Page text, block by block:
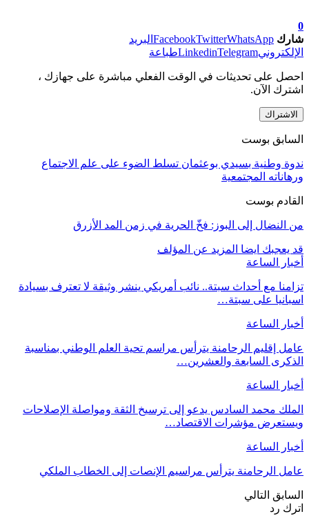
0
شارك
FacebookTwitterWhatsApp
البريد
الإلكتروني
LinkedinTelegram طباعة
احصل على تحديثات في الوقت الفعلي مباشرة على جهازك ،
اشترك الآن.
الاشتراك
السابق بوست
ندوة وطنية بسيدي بوعثمان تسلط الضوء على علم الاجتماع
ورهاناته المجتمعية
القادم بوست
من النضال إلى البوز: فخّ الحرية في زمن المد الأزرق
قد يعجبك ايضا المزيد عن المؤلف
أخبار الساعة
تزامنا مع أحداث سبتة.. نائب أمريكي ينشر وثيقة لا تعترف بسيادة
اسبانيا على سبتة…
أخبار الساعة
عامل إقليم الرحامنة يترأس مراسم تحية العلم الوطني بمناسبة
الذكرى السابعة والعشرين…
أخبار الساعة
الملك محمد السادس يدعو إلى ترسيخ الثقة ومواصلة الإصلاحات
ويستعرض مؤشرات الاقتصاد…
أخبار الساعة
عامل الرحامنة يترأس مراسيم الإنصات إلى الخطاب الملكي
السابق التالي
اترك رد